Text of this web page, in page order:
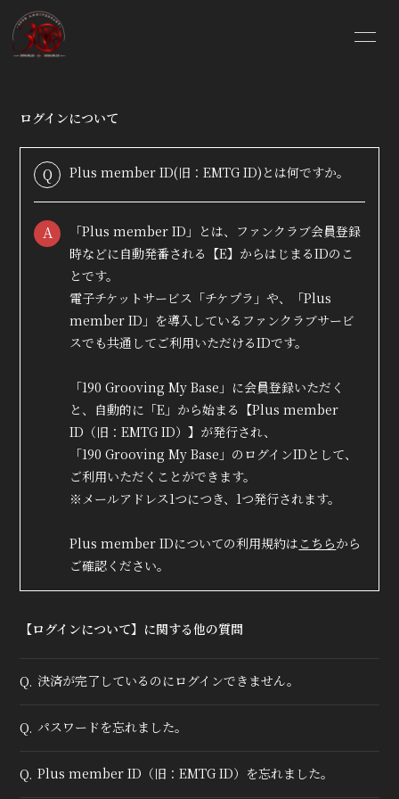
VIDEO
DISCOGRAPHY
BLOG
MOVIE
PHOTO
会員登録 ログイン
ログインについて
Q Plus member ID(旧：EMTG ID)とは何ですか。
A
「Plus member ID」とは、ファンクラブ会員登録
時などに自動発番される【E】からはじまるIDのこ
とです。
電子チケットサービス「チケプラ 」や、「Plus
member ID」を導入しているファンクラブサービ
スでも共通してご利用いただけるIDです。
「190 Grooving My Base」に会員登録いただく
と、自動的に「E」から始まる【Plus member
ID（旧：EMTG ID）】が発行され、
「190 Grooving My Base」のログインIDとして、
ご利用いただくことができます。
※メールアドレス1つにつき、1つ発行されます。
Plus member IDについての利用規約は こちらから
ご確認ください。
【ログインについて】に関する他の質問
Q. 決済が完了しているのにログインできません。
Q. パスワードを忘れました。
Q. Plus member ID（旧：EMTG ID）を忘れました。